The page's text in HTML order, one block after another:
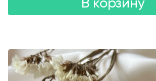
В корзину